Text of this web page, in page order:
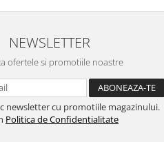
NEWSLETTER
ofertele si promotiile noastre
newsletter cu promotiile magazinului.
Politica de Confidentialitate